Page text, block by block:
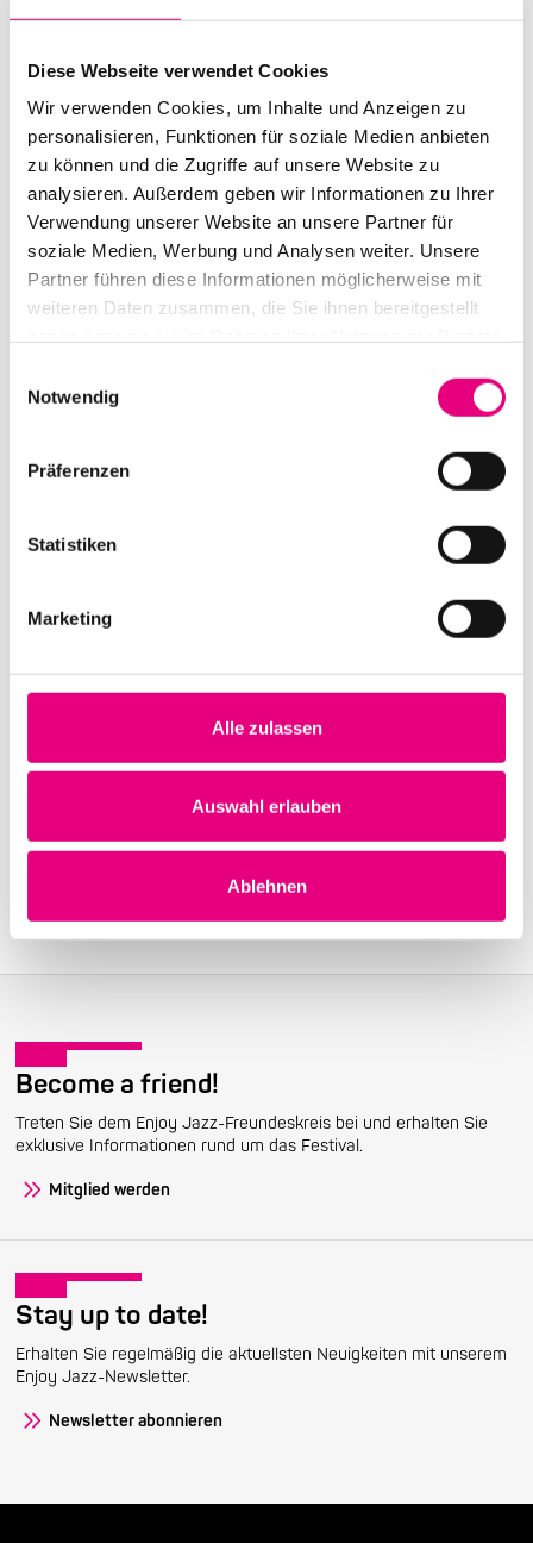
Diese Webseite verwendet Cookies
Wir verwenden Cookies, um Inhalte und Anzeigen zu
personalisieren, Funktionen für soziale Medien anbieten
zu können und die Zugriffe auf unsere Website zu
analysieren. Außerdem geben wir Informationen zu Ihrer
Verwendung unserer Website an unsere Partner für
soziale Medien, Werbung und Analysen weiter. Unsere
Partner führen diese Informationen möglicherweise mit
weiteren Daten zusammen, die Sie ihnen bereitgestellt
Notwendig
Präferenzen
Statistiken
Marketing
Alle zulassen
Auswahl erlauben
Ablehnen
Alle Veranstaltungen im Überblick
Zum Programm
Become a friend!
Treten Sie dem Enjoy Jazz-Freundeskreis bei und erhalten Sie
exklusive Informationen rund um das Festival.
Mitglied werden
Stay up to date!
Erhalten Sie regelmäßig die aktuellsten Neuigkeiten mit unserem
Enjoy Jazz-Newsletter.
Newsletter abonnieren